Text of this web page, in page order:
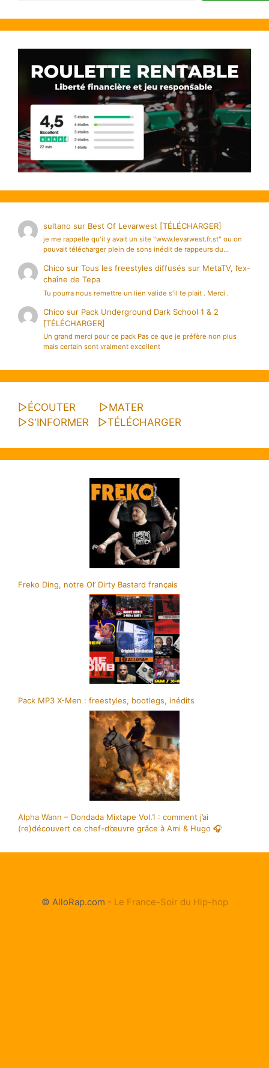
sultano sur Best Of Levarwest [TÉLÉCHARGER]
je me rappelle qu'il y avait un site "www.levarwest.fr.st" ou on
pouvait télécharger plein de sons inédit de rappeurs du…
Chico surTous les freestyles diffusés sur MetaTV, l’ex-
chaîne de Tepa
Tu pourra nous remettre un lien valide s'il te plait . Merci .
Chico sur Pack Underground Dark School 1 & 2
[TÉLÉCHARGER]
Un grand merci pour ce pack Pas ce que je préfère non plus
mais certain sont vraiment excellent
▷ÉCOUTER ▷MATER
▷S'INFORMER ▷TÉLÉCHARGER
Freko Ding, notre Ol’ Dirty Bastard français
Pack MP3 X-Men : freestyles, bootlegs, inédits
Alpha Wann – Dondada Mixtape Vol.1 : comment j’ai
(re)découvert ce chef-d’œuvre grâce à Ami & Hugo 🎧
© AlloRap.com - Le France-Soir du Hip-hop